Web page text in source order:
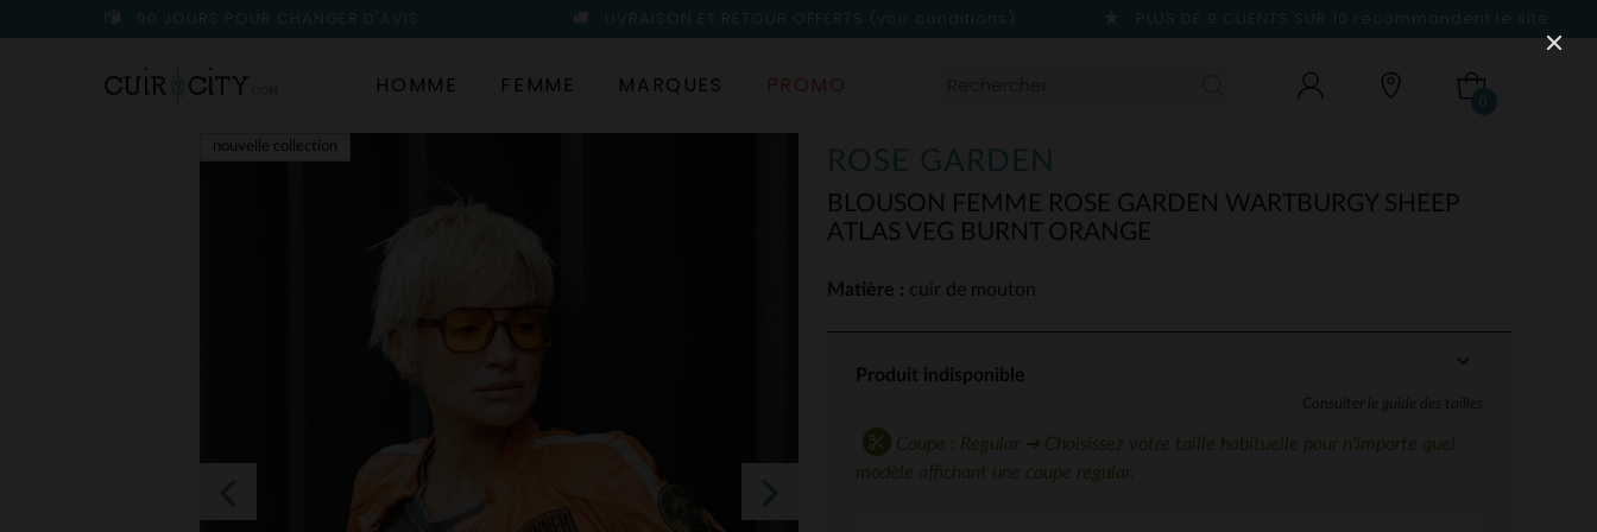
90 JOURS POUR CHANGER D'AVIS LIVRAISON ET RETOUR OFFERTS (voir conditions) PLUS DE 9 CLIENTS SUR 10 recommandent le site
HOMME FEMME MARQUES PROMO
0
ROSE GARDEN
BLOUSON FEMME ROSE GARDEN WARTBURGY SHEEP
ATLAS VEG BURNT ORANGE
nouvelle collection
Matière : cuir de mouton
Produit indisponible
Consulter le guide des tailles
Coupe : Regular ➔ Choisissez votre taille habituelle pour n'importe quel
modèle affichant une coupe regular.